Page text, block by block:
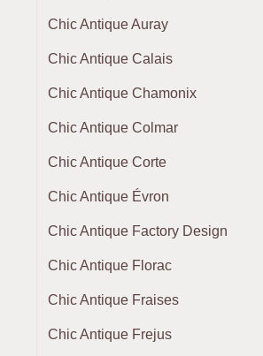
Chic Antique Auray
Chic Antique Calais
Chic Antique Chamonix
Chic Antique Colmar
Chic Antique Corte
Chic Antique Évron
Chic Antique Factory Design
Chic Antique Florac
Chic Antique Fraises
Chic Antique Frejus